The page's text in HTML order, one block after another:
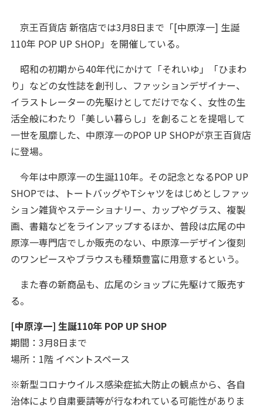
京王百貨店 新宿店では3月8日まで「[中原淳一] 生誕
110年 POP UP SHOP」を開催している。
昭和の初期から40年代にかけて「それいゆ」「ひまわ
り」などの女性誌を創刊し、ファッションデザイナー、
イラストレーターの先駆けとしてだけでなく、女性の生
活全般にわたり「美しい暮らし」を創ることを提唱して
一世を風靡した、中原淳一のPOP UP SHOPが京王百貨店
に登場。
今年は中原淳一の生誕110年。その記念となるPOP UP
SHOPでは、トートバッグやTシャツをはじめとしファッ
ション雑貨やステーショナリー、カップやグラス、複製
画、書籍などをラインアップするほか、普段は広尾の中
原淳一専門店でしか販売のない、中原淳一デザイン復刻
のワンピースやブラウスも種類豊富に用意するという。
また春の新商品も、広尾のショップに先駆けて販売す
る。
[中原淳一] 生誕110年 POP UP SHOP
期間：3月8日まで
場所：1階 イベントスペース
※新型コロナウイルス感染症拡大防止の観点から、各自
治体により自粛要請等が行なわれている可能性がありま